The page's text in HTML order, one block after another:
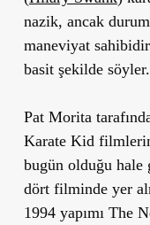
nazik, ancak
maneviyat
basit şekilde söyler.
Pat Morita
Karate Kid
bugün olduğu
dört filminde yer
1994 yapımı The